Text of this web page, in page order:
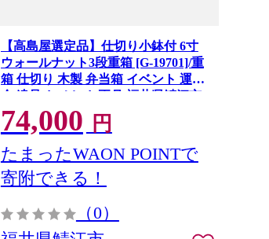
【高島屋選定品】仕切り小鉢付 6寸
ウォールナット3段重箱 [G-19701]/重
箱 仕切り 木製 弁当箱 イベント 運動
会 遠足 おせち お正月 福井県鯖江市
74,000 円
たまったWAON POINTで
寄附できる！
（0）